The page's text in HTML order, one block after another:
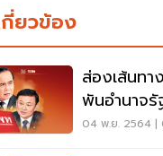
กี่ยวข้อง
ส่องเส้นทางเดิน ‘บิ๊กตู่-ทั
พันอำนาจรั
04 พ.ย. 2564 |